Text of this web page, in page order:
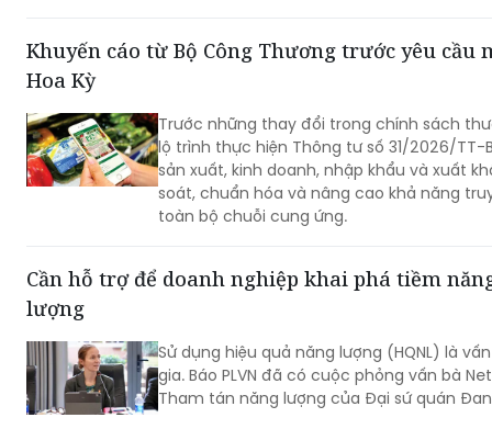
Khuyến cáo từ Bộ Công Thương trước yêu
Hoa Kỳ
Trước những thay đổi trong chính sách
lộ trình thực hiện Thông tư số 31/2026/TT-
sản xuất, kinh doanh, nhập khẩu và xuất
soát, chuẩn hóa và nâng cao khả năng
toàn bộ chuỗi cung ứng.
Cần hỗ trợ để doanh nghiệp khai phá tiềm
lượng
Sử dụng hiệu quả năng lượng (HQNL) là
gia. Báo PLVN đã có cuộc phỏng vấn bà
Tham tán năng lượng của Đại sứ quán